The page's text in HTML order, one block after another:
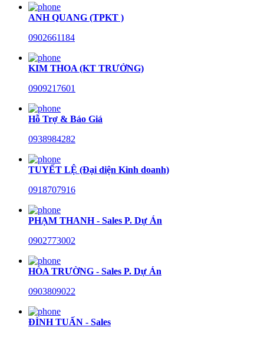
ANH QUANG (TPKT )
0902661184
KIM THOA (KT TRƯỞNG)
0909217601
Hỗ Trợ & Báo Giá
0938984282
TUYẾT LỆ (Đại diện Kinh doanh)
0918707916
PHẠM THANH - Sales P. Dự Án
0902773002
HÒA TRƯỜNG - Sales P. Dự Án
0903809022
ĐÌNH TUẤN - Sales